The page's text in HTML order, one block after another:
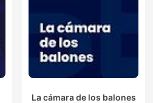
La cámara de los balones